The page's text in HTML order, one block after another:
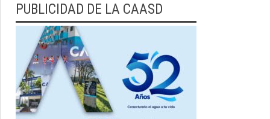
PUBLICIDAD DE LA CAASD